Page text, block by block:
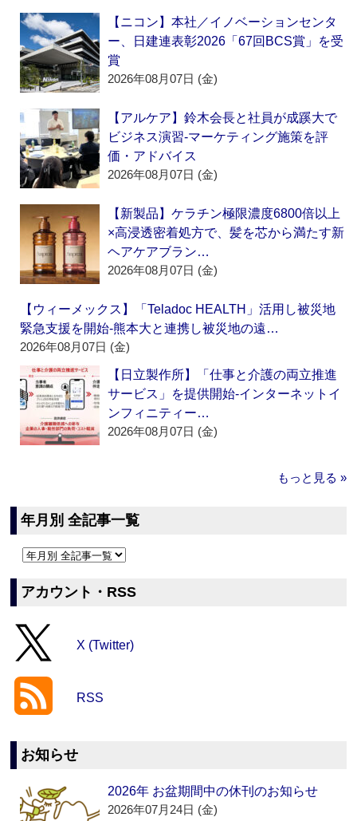
【ニコン】本社／イノベーションセンタ
ー、日建連表彰2026「67回BCS賞」を受
賞
2026年08月07日 (金)
【アルケア】鈴木会長と社員が成蹊大で
ビジネス演習‐マーケティング施策を評
価・アドバイス
2026年08月07日 (金)
【新製品】ケラチン極限濃度6800倍以上
×高浸透密着処方で、髪を芯から満たす新
ヘアケアブラン…
2026年08月07日 (金)
【ウィーメックス】「Teladoc HEALTH」活用し被災地
緊急支援を開始‐熊本大と連携し被災地の遠…
2026年08月07日 (金)
【日立製作所】「仕事と介護の両立推進
サービス」を提供開始‐インターネットイ
ンフィニティー…
2026年08月07日 (金)
もっと見る »
年月別 全記事一覧
アカウント・RSS
X (Twitter)
RSS
お知らせ
2026年 お盆期間中の休刊のお知らせ
2026年07月24日 (金)